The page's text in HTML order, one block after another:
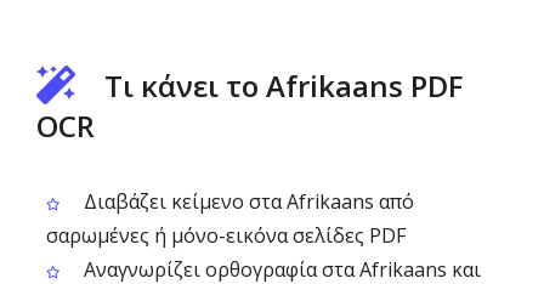
Τι κάνει το Afrikaans PDF
OCR
Διαβάζει κείμενο στα Afrikaans από
σαρωμένες ή μόνο-εικόνα σελίδες PDF
Αναγνωρίζει ορθογραφία στα Afrikaans και